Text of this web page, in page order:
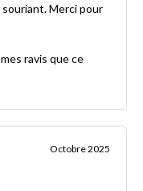
Merci pour
ravis que ce
Octobre 2025